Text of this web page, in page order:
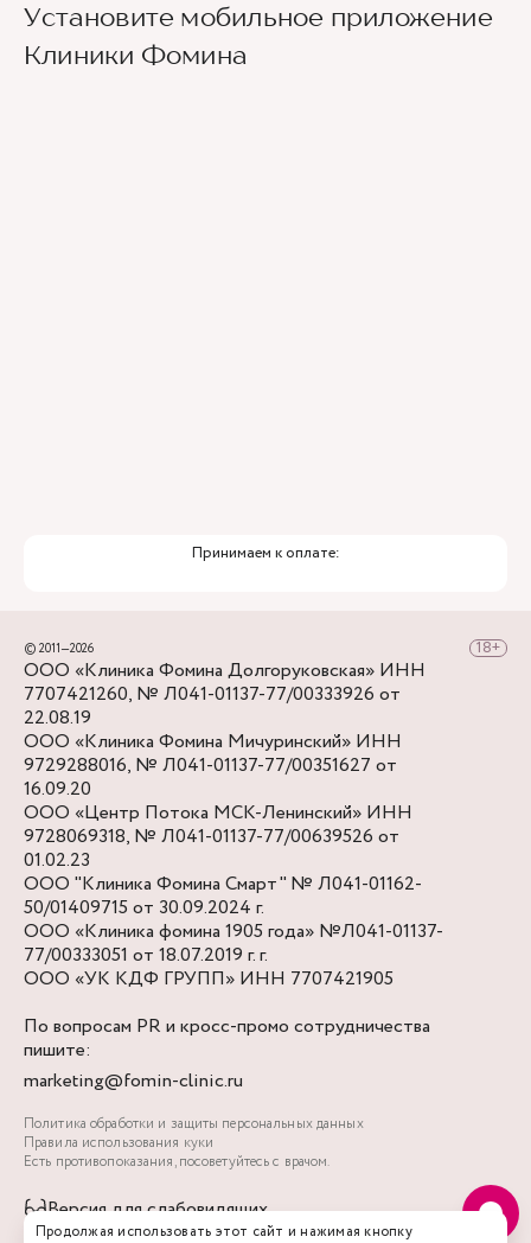
второй вестибюль, далее направо. По улице
Новаторов движемся прямо, спускаемся по
лестнице и идем вдоль школ (путь лежит между
Установите мобильное приложение
Клиники Фомина
Принимаем к оплате:
© 2011—2026
ООО «Клиника Фомина Долгоруковская» ИНН
7707421260, № Л041-01137-77/00333926 от
22.08.19
ООО «Клиника Фомина Мичуринский» ИНН
9729288016, № Л041-01137-77/00351627 от
16.09.20
ООО «Центр Потока МСК-Ленинский» ИНН
9728069318, № Л041-01137-77/00639526 от
01.02.23
ООО "Клиника Фомина Смарт" № Л041-01162-
50/01409715 от 30.09.2024 г.
ООО «Клиника фомина 1905 года» №Л041-01137-
77/00333051 от 18.07.2019 г. г.
ООО «УК КДФ ГРУПП» ИНН 7707421905
По вопросам PR и кросс-промо сотрудничества
пишите:
marketing@fomin-clinic.ru
Политика обработки и защиты персональных данных
Правила использования куки
Есть противопоказания, посоветуйтесь с врачом.
Версия для слабовидящих
Продолжая использовать этот сайт и нажимая кнопку